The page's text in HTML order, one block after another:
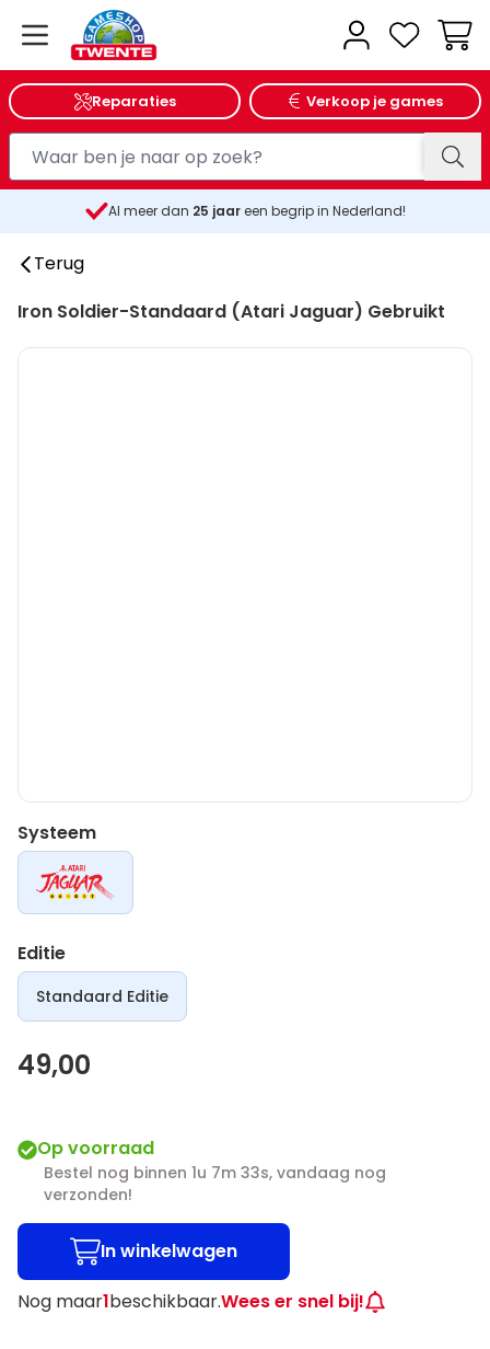
Reparaties Verkoop je games
Al meer dan 25 jaareen begrip in Nederland!
Terug
Iron Soldier-Standaard (Atari Jaguar) Gebruikt
Systeem
Editie
Standaard Editie
49,00
Op voorraad
Bestel nog binnen 1u 7m 33s, vandaag nog
verzonden!
In winkelwagen
Nog maar1beschikbaar.Wees er snel bij!